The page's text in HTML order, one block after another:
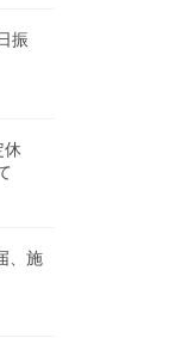
振
休
、施